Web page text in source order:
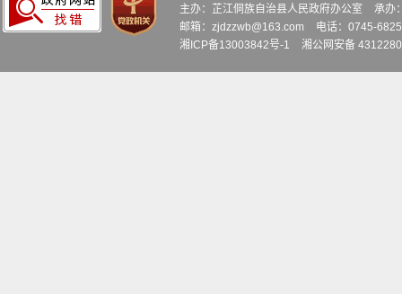
主办：芷江侗族自治县人民政府办公室
承办
邮箱：zjdzzwb@163.com
电话：0745-
湘ICP备13003842号-1
湘公网安备